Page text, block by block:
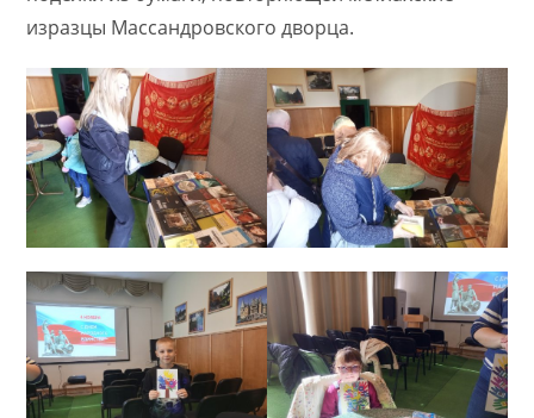
изразцы Массандровского дворца.